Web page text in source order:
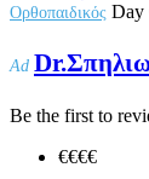
Ορθοπαιδικός Day
Ad
Be the first to
€€€€